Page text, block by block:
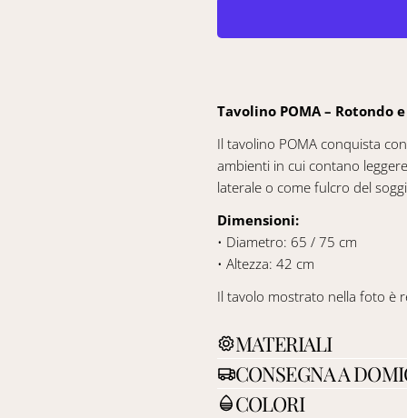
Tavolino POMA – Rotondo
Il tavolino POMA conquista
ambienti in cui contano
laterale o come fulcro del
Dimensioni:
• Diametro: 65 / 75 cm
• Altezza: 42 cm
Il tavolo mostrato nella foto è
MATERIALI
CONSEGNA A
COLORI